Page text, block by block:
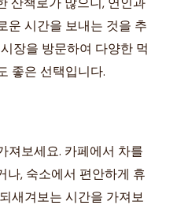
운 시간을 보내는 것을 추
장을 방문하여 다양한 먹
좋은 선택입니다.
져보세요. 카페에서 차를
나, 숙소에서 편안하게 휴
새겨보는 시간을 가져보